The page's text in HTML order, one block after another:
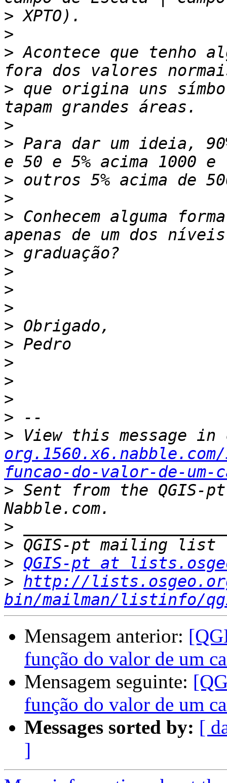
>
>
> Acontece que tenho
> que origina uns
>
> Para dar um ideia,
>
>
> Conhecem alguma
>
>
>
>
>
>
>
>
>
>
> View this message
funcao-do-valor-de-um-
> Sent from the
>
>
> QGIS-pt at
> http://
bin/mailman/listinfo/
Mensagem anterior:
função do valor de um
Mensagem seguinte:
função do valor de um
Messages sorted by: [
]